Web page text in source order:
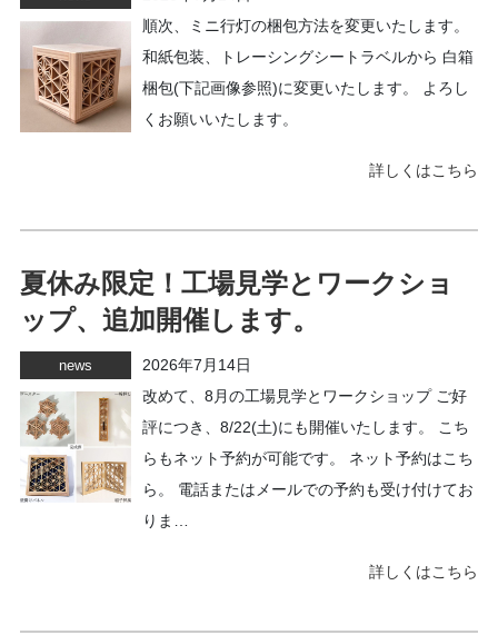
順次、ミニ行灯の梱包方法を変更いたします。
和紙包装、トレーシングシートラベルから 白箱
梱包(下記画像参照)に変更いたします。 よろし
くお願いいたします。
詳しくはこちら
夏休み限定！工場見学とワークショ
ップ、追加開催します。
news
2026年7月14日
改めて、8月の工場見学とワークショップ ご好
評につき、8/22(土)にも開催いたします。 こち
らもネット予約が可能です。 ネット予約はこち
ら。 電話またはメールでの予約も受け付けてお
りま…
詳しくはこちら